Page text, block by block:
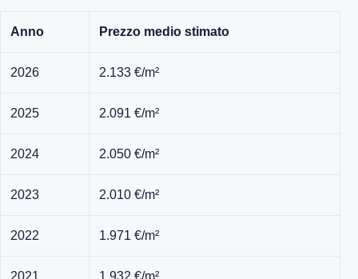
Anno Prezzo medio stimato
2026 2.133 €/m²
2025 2.091 €/m²
2024 2.050 €/m²
2023 2.010 €/m²
2022 1.971 €/m²